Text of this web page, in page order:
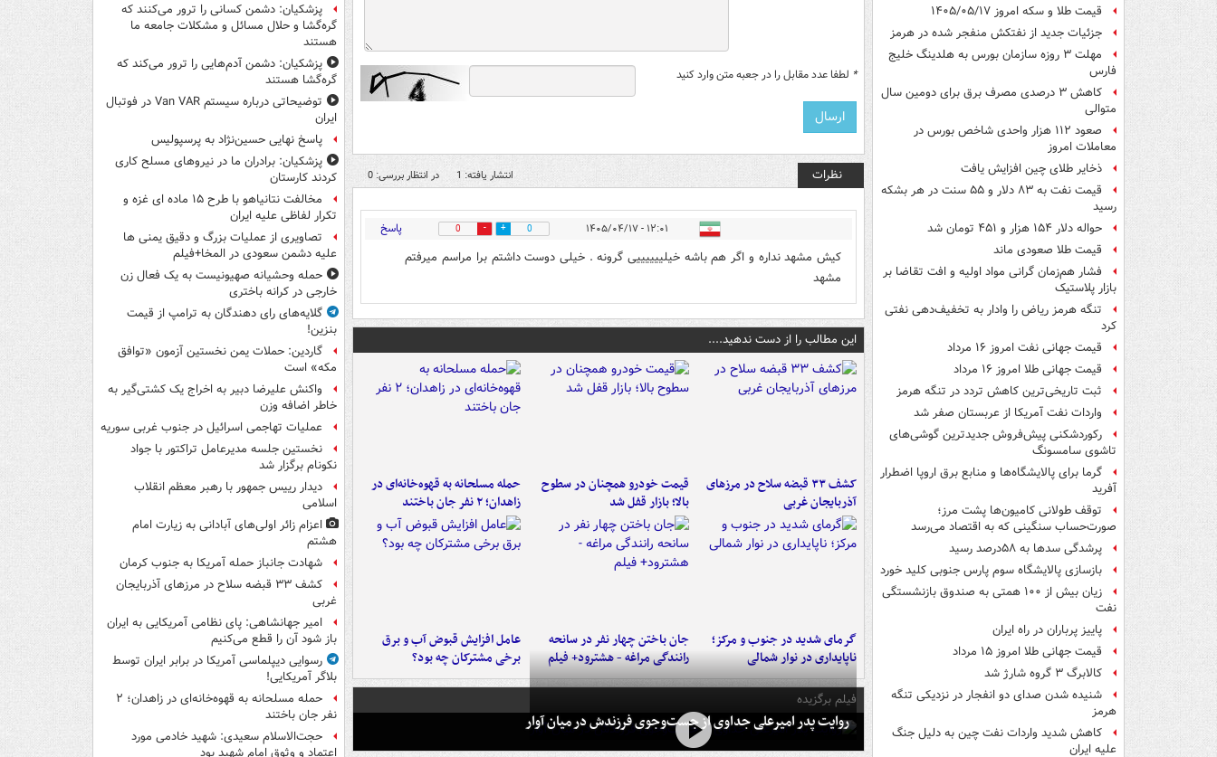
قیمت طلا و سکه امروز ۱۴۰۵/۰۵/۱۷
جزئیات جدید از نفتکش منفجر شده در هرمز
مهلت ۳ روزه سازمان بورس به هلدینگ خلیج
فارس
کاهش ۳ درصدی مصرف برق برای دومین سال
متوالی
صعود ۱۱۲ هزار واحدی شاخص بورس در
معاملات امروز
ذخایر طلای چین افزایش یافت
قیمت نفت به ۸۳ دلار و ۵۵ سنت در هر بشکه
رسید
حواله دلار ۱۵۴ هزار و ۴۵۱ تومان شد
قیمت طلا صعودی ماند
فشار هم‌زمان گرانی مواد اولیه و افت تقاضا بر
بازار پلاستیک
تنگه هرمز ریاض را وادار به تخفیف‌دهی نفتی
کرد
قیمت جهانی نفت امروز ۱۶ مرداد
قیمت جهانی طلا امروز ۱۶ مرداد
ثبت تاریخی‌ترین کاهش تردد در تنگه هرمز
واردات نفت آمریکا از عربستان صفر شد
رکوردشکنی پیش‌فروش جدیدترین گوشی‌های
تاشوی سامسونگ
گرما برای پالایشگاه‌ها و منابع برق اروپا اضطرار
آفرید
توقف طولانی کامیون‌ها پشت مرز؛
صورت‌حساب سنگینی که به اقتصاد می‌رسد
پرشدگی سدها به ۵۸درصد رسید
بازسازی پالایشگاه سوم پارس جنوبی کلید خورد
زیان بیش از ۱۰۰ همتی به صندوق‌ بازنشستگی
نفت
پاییز پرباران در راه ایران
قیمت جهانی طلا امروز ۱۵ مرداد
کالابرگ ۳ گروه شارژ شد
شنیده شدن صدای دو انفجار در نزدیکی تنگه
هرمز
کاهش شدید واردات نفت چین به دلیل جنگ
علیه ایران
* لطفا عدد مقابل را در جعبه متن وارد کنید
نظرات انتشار یافته: 1 در انتظار بررسی: 0
۱۲:۰۱ - ۱۴۰۵/۰۴/۱۷ 0
0 پاسخ
کیش مشهد نداره و اگر هم باشه خیلییییییی گرونه . خیلی دوست داشتم برا مراسم میرفتم
مشهد
این مطالب را از دست ندهید....
کشف ۳۳ قبضه سلاح در مرزهای
آذربایجان غربی
قیمت خودرو همچنان در سطوح
بالا؛ بازار قفل شد
حمله مسلحانه به قهوه‌خانه‌ای در
زاهدان؛ ۲ نفر جان باختند
گرمای شدید در جنوب و مرکز؛
ناپایداری در نوار شمالی
جان باختن چهار نفر در سانحه
رانندگی مراغه - هشترود+ فیلم
عامل افزایش قبوض آب و برق
برخی مشترکان چه بود؟
فیلم برگزیده
روایت پدر امیرعلی جداوی از جست‌وجوی فرزندش در میان آوار
پزشکیان: دشمن کسانی را ترور می‌کنند که
گره‌گشا و حلال مسائل و مشکلات جامعه ما
هستند
پزشکیان: دشمن آدم‌هایی را ترور می‌کند که
گره‌گشا هستند
توضیحاتی درباره سیستم Van VAR در فوتبال
ایران
پاسخ نهایی حسین‌نژاد به پرسپولیس
پزشکیان: برادران ما در نیروهای مسلح کاری
کردند کارستان
مخالفت نتانیاهو با طرح ۱۵ ماده ای غزه و
تکرار لفاظی علیه ایران
تصاویری از عملیات بزرگ و دقیق یمنی ها
علیه دشمن سعودی در المخا+فیلم
حمله وحشیانه صهیونیست به یک فعال زن
خارجی در کرانه باختری
گلایه‌های رای دهندگان به ترامپ از قیمت
بنزین!
گاردین: حملات یمن نخستین آزمون «توافق
مکه» است
واکنش علیرضا دبیر به اخراج یک کشتی‌گیر به
خاطر اضافه وزن
عملیات تهاجمی اسرائیل در جنوب غربی سوریه
نخستین جلسه مدیرعامل تراکتور با جواد
نکونام برگزار شد
دیدار رییس جمهور با رهبر معظم انقلاب
اسلامی
اعزام زائر اولی‌های آبادانی به زیارت امام
هشتم
شهادت جانباز حمله آمریکا به جنوب کرمان
کشف ۳۳ قبضه سلاح در مرزهای آذربایجان
غربی
امیر جهانشاهی: پای نظامی آمریکایی به ایران
باز شود آن را قطع می‌کنیم
رسوایی دیپلماسی آمریکا در برابر ایران توسط
بلاگر آمریکایی!
حمله مسلحانه به قهوه‌خانه‌ای در زاهدان؛ ۲
نفر جان باختند
حجت‌الاسلام سعیدی: شهید خادمی مورد
اعتماد و وثوق امام شهید بود